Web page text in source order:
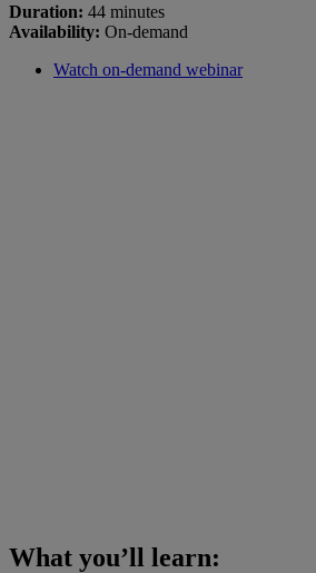
Duration: 44 minutes
Availability: On-demand
Watch on-demand webinar
What you’ll learn: